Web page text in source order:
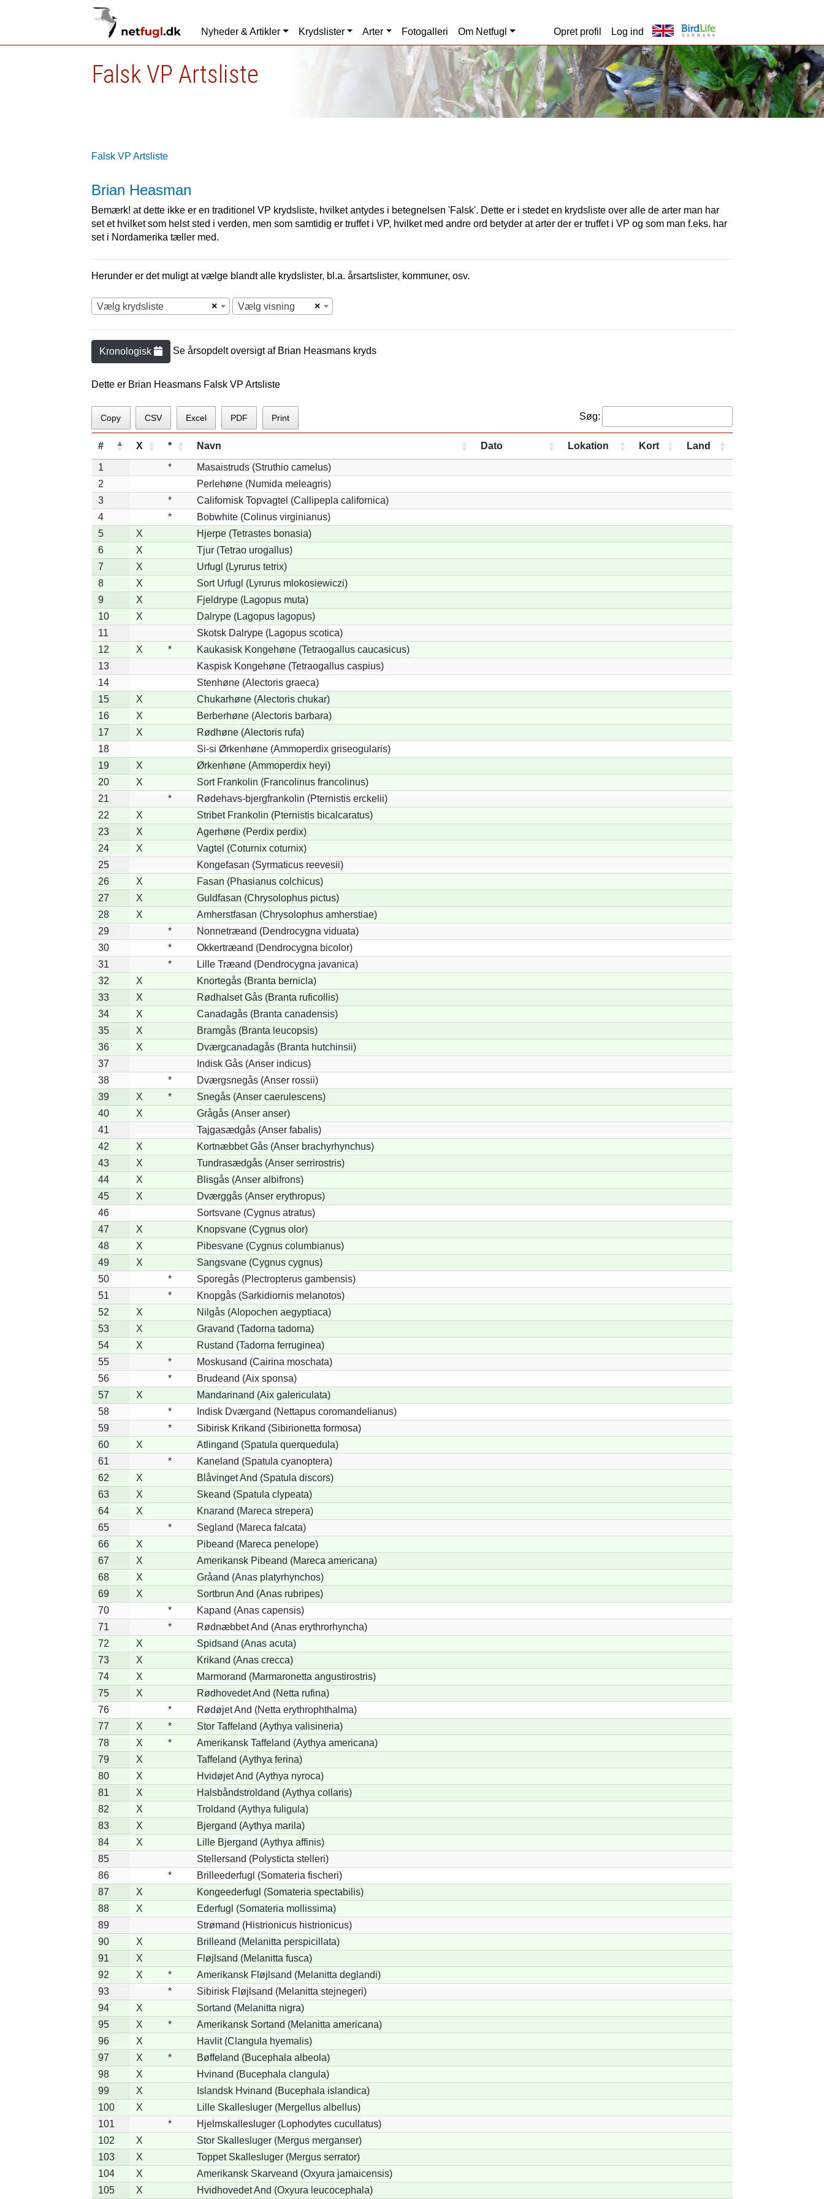
Nyheder & Artikler Krydslister Arter Fotogalleri Om Netfugl Opret profil Log ind
Falsk VP Artsliste
Falsk VP Artsliste
Brian Heasman
Bemærk! at dette ikke er en traditionel VP krydsliste, hvilket antydes i betegnelsen 'Falsk'. Dette er i stedet en krydsliste over alle de arter man har
set et hvilket som helst sted i verden, men som samtidig er truffet i VP, hvilket med andre ord betyder at arter der er truffet i VP og som man f.eks. har
set i Nordamerika tæller med.
Herunder er det muligt at vælge blandt alle krydslister, bl.a. årsartslister, kommuner, osv.
×
Vælg krydsliste ×
Vælg visning
Kronologisk Se årsopdelt oversigt af Brian Heasmans kryds
Dette er Brian Heasmans Falsk VP Artsliste
Copy CSV Excel PDF Print Søg:
# X * Navn Dato Lokation Kort Land
1 *
Masaistruds (Struthio camelus)
2
Perlehøne (Numida meleagris)
3
*
Californisk Topvagtel (Callipepla californica)
4
*
Bobwhite (Colinus virginianus)
5
X
Hjerpe (Tetrastes bonasia)
6
X
Tjur (Tetrao urogallus)
7
X
Urfugl (Lyrurus tetrix)
8
X
Sort Urfugl (Lyrurus mlokosiewiczi)
9
X
Fjeldrype (Lagopus muta)
10
X
Dalrype (Lagopus lagopus)
11
Skotsk Dalrype (Lagopus scotica)
12
X *
Kaukasisk Kongehøne (Tetraogallus caucasicus)
13
Kaspisk Kongehøne (Tetraogallus caspius)
14
Stenhøne (Alectoris graeca)
15
X
Chukarhøne (Alectoris chukar)
16
X
Berberhøne (Alectoris barbara)
17
X
Rødhøne (Alectoris rufa)
18
Si-si Ørkenhøne (Ammoperdix griseogularis)
19
X
Ørkenhøne (Ammoperdix heyi)
20
X
Sort Frankolin (Francolinus francolinus)
21
*
Rødehavs-bjergfrankolin (Pternistis erckelii)
22
X
Stribet Frankolin (Pternistis bicalcaratus)
23
X
Agerhøne (Perdix perdix)
24
X
Vagtel (Coturnix coturnix)
25
Kongefasan (Syrmaticus reevesii)
26
X
Fasan (Phasianus colchicus)
27
X
Guldfasan (Chrysolophus pictus)
28
X
Amherstfasan (Chrysolophus amherstiae)
29
*
Nonnetræand (Dendrocygna viduata)
30
*
Okkertræand (Dendrocygna bicolor)
31
*
Lille Træand (Dendrocygna javanica)
32
X
Knortegås (Branta bernicla)
33
X
Rødhalset Gås (Branta ruficollis)
34
X
Canadagås (Branta canadensis)
35
X
Bramgås (Branta leucopsis)
36
X
Dværgcanadagås (Branta hutchinsii)
37
Indisk Gås (Anser indicus)
38
*
Dværgsnegås (Anser rossii)
39
X *
Snegås (Anser caerulescens)
40
X
Grågås (Anser anser)
41
Tajgasædgås (Anser fabalis)
42
X
Kortnæbbet Gås (Anser brachyrhynchus)
43
X
Tundrasædgås (Anser serrirostris)
44
X
Blisgås (Anser albifrons)
45
X
Dværggås (Anser erythropus)
46
Sortsvane (Cygnus atratus)
47
X
Knopsvane (Cygnus olor)
48
X
Pibesvane (Cygnus columbianus)
49
X
Sangsvane (Cygnus cygnus)
50
*
Sporegås (Plectropterus gambensis)
51
*
Knopgås (Sarkidiornis melanotos)
52
X
Nilgås (Alopochen aegyptiaca)
53
X
Gravand (Tadorna tadorna)
54
X
Rustand (Tadorna ferruginea)
55
*
Moskusand (Cairina moschata)
56
*
Brudeand (Aix sponsa)
57
X
Mandarinand (Aix galericulata)
58
*
Indisk Dværgand (Nettapus coromandelianus)
59
*
Sibirisk Krikand (Sibirionetta formosa)
60
X
Atlingand (Spatula querquedula)
61
*
Kaneland (Spatula cyanoptera)
62
X
Blåvinget And (Spatula discors)
63
X
Skeand (Spatula clypeata)
64
X
Knarand (Mareca strepera)
65
*
Segland (Mareca falcata)
66
X
Pibeand (Mareca penelope)
67
X
Amerikansk Pibeand (Mareca americana)
68
X
Gråand (Anas platyrhynchos)
69
X
Sortbrun And (Anas rubripes)
70
*
Kapand (Anas capensis)
71
*
Rødnæbbet And (Anas erythrorhyncha)
72
X
Spidsand (Anas acuta)
73
X
Krikand (Anas crecca)
74
X
Marmorand (Marmaronetta angustirostris)
75
X
Rødhovedet And (Netta rufina)
76
*
Rødøjet And (Netta erythrophthalma)
77
X *
Stor Taffeland (Aythya valisineria)
78
X *
Amerikansk Taffeland (Aythya americana)
79
X
Taffeland (Aythya ferina)
80
X
Hvidøjet And (Aythya nyroca)
81
X
Halsbåndstroldand (Aythya collaris)
82
X
Troldand (Aythya fuligula)
83
X
Bjergand (Aythya marila)
84
X
Lille Bjergand (Aythya affinis)
85
Stellersand (Polysticta stelleri)
86
*
Brilleederfugl (Somateria fischeri)
87
X
Kongeederfugl (Somateria spectabilis)
88
X
Ederfugl (Somateria mollissima)
89
Strømand (Histrionicus histrionicus)
90
X
Brilleand (Melanitta perspicillata)
91
X
Fløjlsand (Melanitta fusca)
92
X *
Amerikansk Fløjlsand (Melanitta deglandi)
93
*
Sibirisk Fløjlsand (Melanitta stejnegeri)
94
X
Sortand (Melanitta nigra)
95
X *
Amerikansk Sortand (Melanitta americana)
96
X
Havlit (Clangula hyemalis)
97
X *
Bøffeland (Bucephala albeola)
98
X
Hvinand (Bucephala clangula)
99
X
Islandsk Hvinand (Bucephala islandica)
100
X
Lille Skallesluger (Mergellus albellus)
101
*
Hjelmskallesluger (Lophodytes cucullatus)
102
X
Stor Skallesluger (Mergus merganser)
103
X
Toppet Skallesluger (Mergus serrator)
104
X
Amerikansk Skarveand (Oxyura jamaicensis)
105
X Hvidhovedet And (Oxyura leucocephala)